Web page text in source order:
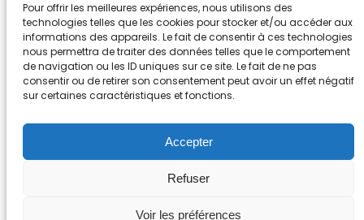
Pour offrir les meilleures expériences, nous utilisons des
technologies telles que les cookies pour stocker et/ou accéder aux
informations des appareils. Le fait de consentir à ces technologies
nous permettra de traiter des données telles que le comportement
de navigation ou les ID uniques sur ce site. Le fait de ne pas
consentir ou de retirer son consentement peut avoir un effet négatif
sur certaines caractéristiques et fonctions.
Accepter
Refuser
Voir les préférences
26-30, rue de Bellevue
92700 COLOMBES
Tél. 01.56.83.88.30
Mentions légales